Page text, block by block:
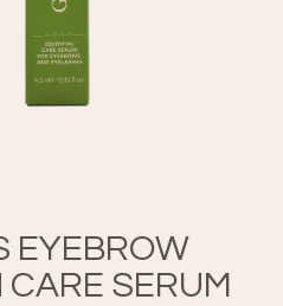
EYEBROW
SERUM